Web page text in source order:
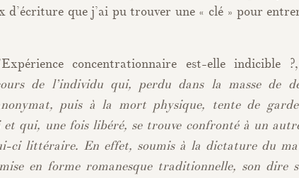
d’écriture que j’ai pu trouver une « clé » pour
concentrationnaire est-elle indicible ?,
de l’individu qui, perdu dans la masse de
puis à la mort physique, tente de
et qui, une fois libéré, se trouve confronté à un
ci littéraire. En effet, soumis à la dictature du
en forme romanesque traditionnelle, son dire